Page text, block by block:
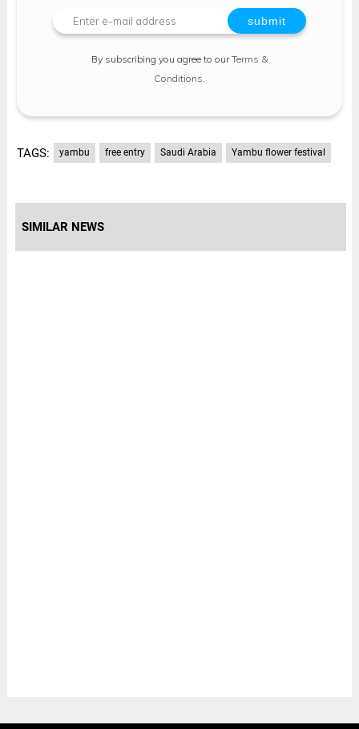
By subscribing you agree to ourTerms &
Conditions
TAGS: yambu free entry Saudi Arabia Yambu flower festival
SIMILAR NEWS